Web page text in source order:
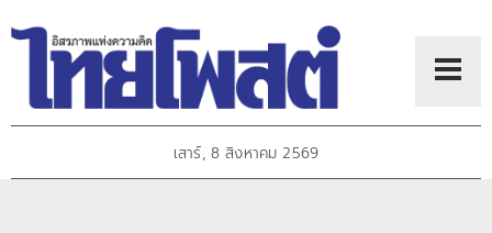
เสาร์, 8 สิงหาคม 2569